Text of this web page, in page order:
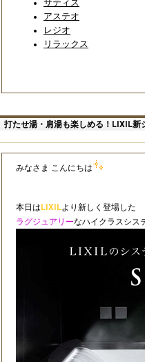
サティス
アステオ
レジオ
リラックス
打たせ湯・肩湯も楽しめる！LIXIL新
みなさま こんにちは
本日はLIXILより新しく登場した
ラグジュアリーなハイクラスシス